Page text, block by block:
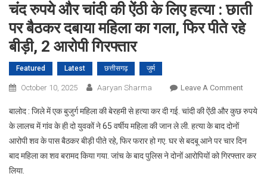
चंद रुपये और चांदी की ऐंठी के लिए हत्‍या : छाती
पर बैठकर दबाया महिला का गला, फिर पीते रहे
बीड़ी, 2 आरोपी गिरफ्तार
Featured Latest छत्तीसगढ़ जुर्म
October 10, 2025 Aaryan Sharma Leave A CommentOn
रुपये
चांदी
की
बालोद : जिले में एक बुजुर्ग महिला की बेरहमी से हत्या कर दी गई. चांदी की ऐंठी और कुछ रुपये
के लालच में गांव के ही दो युवकों ने 65 वर्षीय महिला की जान ले ली. हत्या के बाद दोनों
आरोपी शव के पास बैठकर बीड़ी पीते रहे, फ‍िर फरार हो गए. घर से बदबू आने पर चार दिन
बाद महिला का शव बरामद किया गया. जांच के बाद पुल‍िस ने दोनों आरोपियों को गिरफ्तार कर
लिया.